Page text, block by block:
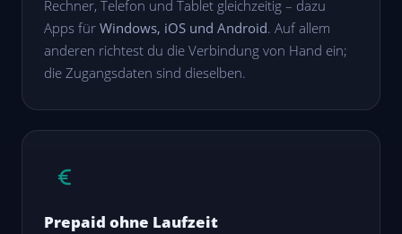
Rechner, Telefon und Tablet gleichzeitig – dazu
Apps für Windows, iOS und Android. Auf allem
anderen richtest du die Verbindung von Hand ein;
die Zugangsdaten sind dieselben.
Prepaid ohne Laufzeit